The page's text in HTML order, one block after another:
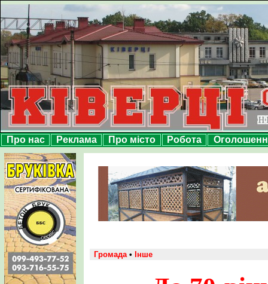
Про нас Реклама Про місто Робота
Громада• Інше